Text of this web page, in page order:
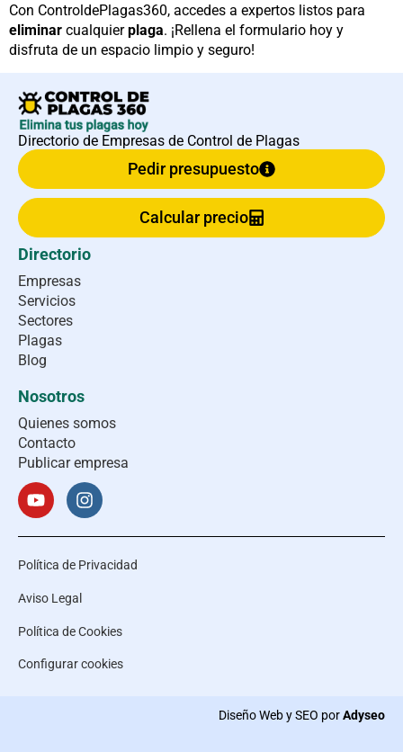
Con ControldePlagas360, accedes a expertos listos para
eliminar cualquierplaga. ¡Rellena el formulario hoy y
disfruta de un espacio limpio y seguro!
Directorio de Empresas de Control de Plagas
Pedir presupuesto
Calcular precio
Directorio
Empresas
Servicios
Sectores
Plagas
Blog
Nosotros
Quienes somos
Contacto
Publicar empresa
Política de Privacidad
Aviso Legal
Política de Cookies
Configurar cookies
Diseño Web y SEO porAdyseo